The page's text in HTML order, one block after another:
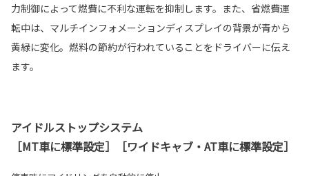
力制御によって燃費に不利な運転を抑制します。また、省燃費運
転中は、マルチインフォメーションディスプレイの背景が青から
黄緑に変化。燃料の節約が行われていることをドライバーに伝え
ます。
アイドルストップシステム
［MT車に標準設定］［ワイドキャブ・AT車に標準設定］